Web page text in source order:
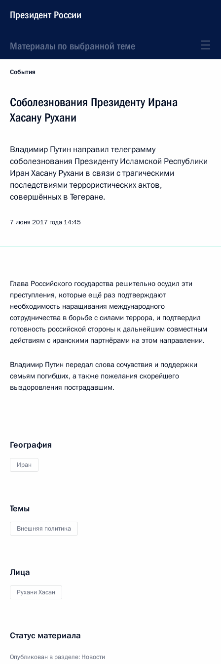
Президент России
Материалы по выбранной теме
События
Соболезнования Президенту Ирана
Хасану Рухани
Владимир Путин направил телеграмму
соболезнования Президенту Исламской Республики
Иран Хасану Рухани в связи с трагическими
последствиями террористических актов,
совершённых в Тегеране.
7 июня 2017 года 14:45
Глава Российского государства решительно осудил эти
преступления, которые ещё раз подтверждают
необходимость наращивания международного
сотрудничества в борьбе с силами террора, и подтвердил
готовность российской стороны к дальнейшим совместным
действиям с иранскими партнёрами на этом направлении.
Владимир Путин передал слова сочувствия и поддержки
семьям погибших, а также пожелания скорейшего
выздоровления пострадавшим.
География
Иран
Темы
Внешняя политика
Лица
Рухани Хасан
Статус материала
Опубликован в разделе: Новости